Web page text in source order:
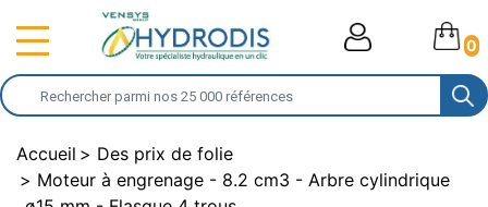
0
Accueil
Des prix de folie
Moteur à engrenage - 8.2 cm3 - Arbre cylindrique